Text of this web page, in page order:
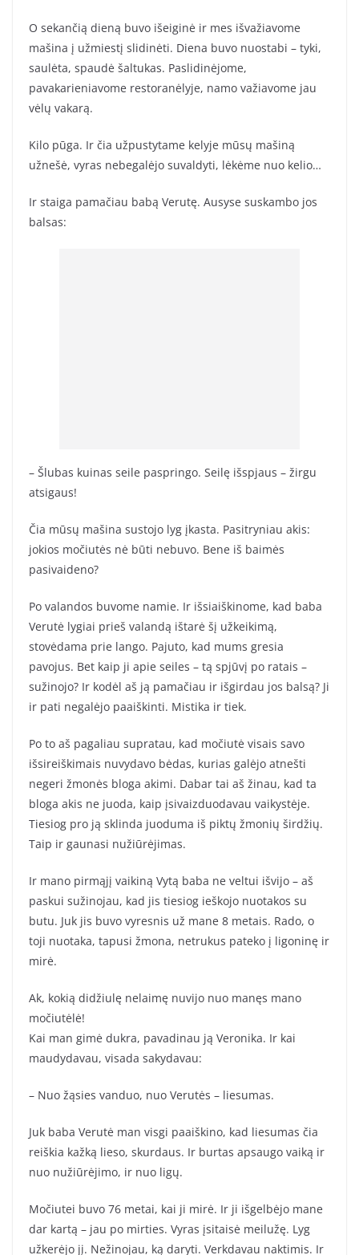
O sekančią dieną buvo išeiginė ir mes išvažiavome
mašina į užmiestį slidinėti. Diena buvo nuostabi – tyki,
saulėta, spaudė šaltukas. Paslidinėjome,
pavakarieniavome restoranėlyje, namo važiavome jau
vėlų vakarą.
Kilo pūga. Ir čia užpustytame kelyje mūsų mašiną
užnešė, vyras nebegalėjo suvaldyti, lėkėme nuo kelio…
Ir staiga pamačiau babą Verutę. Ausyse suskambo jos
balsas:
– Šlubas kuinas seile paspringo. Seilę išspjaus – žirgu
atsigaus!
Čia mūsų mašina sustojo lyg įkasta. Pasitryniau akis:
jokios močiutės nė būti nebuvo. Bene iš baimės
pasivaideno?
Po valandos buvome namie. Ir išsiaiškinome, kad baba
Verutė lygiai prieš valandą ištarė šį užkeikimą,
stovėdama prie lango. Pajuto, kad mums gresia
pavojus. Bet kaip ji apie seiles – tą spjūvį po ratais –
sužinojo? Ir kodėl aš ją pamačiau ir išgirdau jos balsą? Ji
ir pati negalėjo paaiškinti. Mistika ir tiek.
Po to aš pagaliau supratau, kad močiutė visais savo
išsireiškimais nuvydavo bėdas, kurias galėjo atnešti
negeri žmonės bloga akimi. Dabar tai aš žinau, kad ta
bloga akis ne juoda, kaip įsivaizduodavau vaikystėje.
Tiesiog pro ją sklinda juoduma iš piktų žmonių širdžių.
Taip ir gaunasi nužiūrėjimas.
Ir mano pirmąjį vaikiną Vytą baba ne veltui išvijo – aš
paskui sužinojau, kad jis tiesiog ieškojo nuotakos su
butu. Juk jis buvo vyresnis už mane 8 metais. Rado, o
toji nuotaka, tapusi žmona, netrukus pateko į ligoninę ir
mirė.
Ak, kokią didžiulę nelaimę nuvijo nuo manęs mano
močiutėlė!
Kai man gimė dukra, pavadinau ją Veronika. Ir kai
maudydavau, visada sakydavau:
– Nuo žąsies vanduo, nuo Verutės – liesumas.
Juk baba Verutė man visgi paaiškino, kad liesumas čia
reiškia kažką lieso, skurdaus. Ir burtas apsaugo vaiką ir
nuo nužiūrėjimo, ir nuo ligų.
Močiutei buvo 76 metai, kai ji mirė. Ir ji išgelbėjo mane
dar kartą – jau po mirties. Vyras įsitaisė meilužę. Lyg
užkerėjo jį. Nežinojau, ką daryti. Verkdavau naktimis. Ir